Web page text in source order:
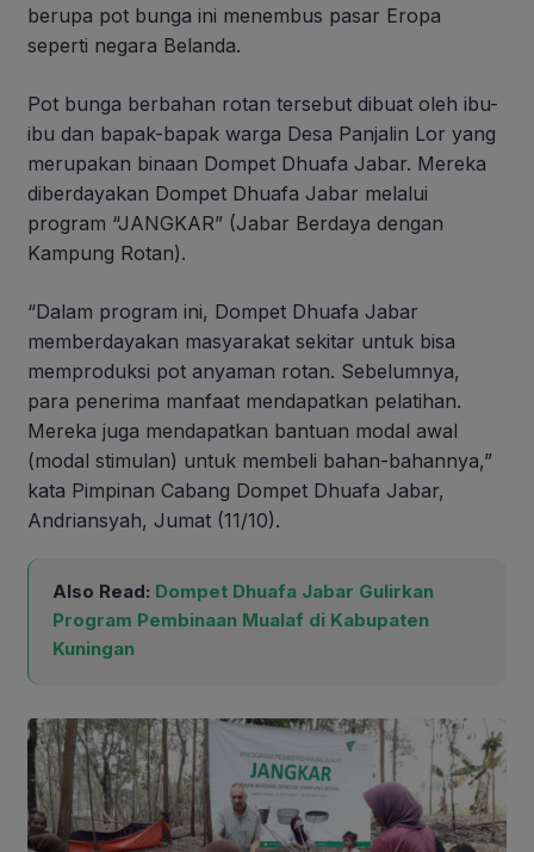
berupa pot bunga ini menembus pasar Eropa
seperti negara Belanda.
Pot bunga berbahan rotan tersebut dibuat oleh ibu-
ibu dan bapak-bapak warga Desa Panjalin Lor yang
merupakan binaan Dompet Dhuafa Jabar. Mereka
diberdayakan Dompet Dhuafa Jabar melalui
program “JANGKAR” (Jabar Berdaya dengan
Kampung Rotan).
“Dalam program ini, Dompet Dhuafa Jabar
memberdayakan masyarakat sekitar untuk bisa
memproduksi pot anyaman rotan. Sebelumnya,
para penerima manfaat mendapatkan pelatihan.
Mereka juga mendapatkan bantuan modal awal
(modal stimulan) untuk membeli bahan-bahannya,”
kata Pimpinan Cabang Dompet Dhuafa Jabar,
Andriansyah, Jumat (11/10).
Also Read: Dompet Dhuafa Jabar Gulirkan
Program Pembinaan Mualaf di Kabupaten
Kuningan